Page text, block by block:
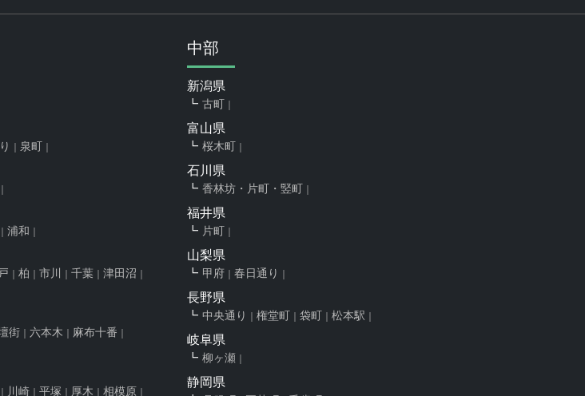
泉町
浦和
柏 市川 千葉
津田沼
街 六本木
麻布十番
川崎 平塚 厚木 相模原
中部
新潟県
古町
富山県
桜木町
石川県
香林坊・片町・竪町
福井県
片町
山梨県
甲府 春日通り
長野県
中央通り 権堂町 袋町 松本駅
岐阜県
柳ヶ瀬
静岡県